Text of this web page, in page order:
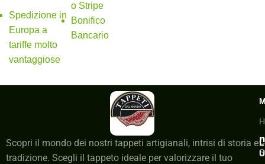
Spedizione in
Europa a
tariffe molto
vantaggiose
o Stripe
Bonifico
Bancario
Scopri il mondo dei nostri tappeti artigianali, intrisi di storia e
tradizione. Scegli il tappeto ideale per valorizzare il tuo